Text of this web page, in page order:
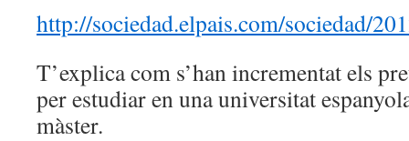
http://sociedad.elpais.com/sociedad/
T’explica com s’han incrementat els
per estudiar en una universitat
màster.